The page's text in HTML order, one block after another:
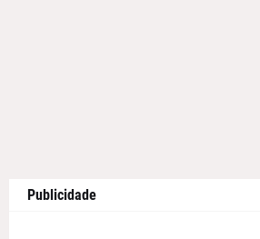
Publicidade